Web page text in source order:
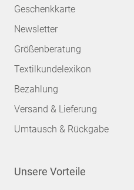
Geschenkkarte
Newsletter
Größenberatung
Textilkundelexikon
Bezahlung
Versand & Lieferung
Umtausch & Rückgabe
Unsere Vorteile